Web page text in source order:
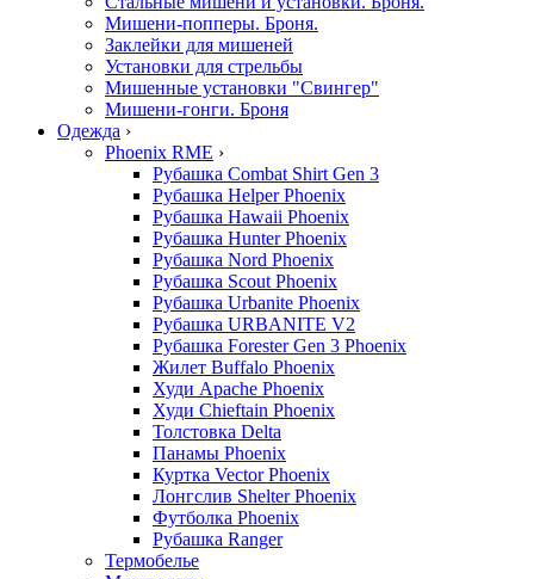
Мишени-попперы. Броня.
Заклейки для мишеней
Установки для стрельбы
Мишенные установки "Свингер"
Мишени-гонги. Броня
Одежда ›
Phoenix RME ›
Рубашка Combat Shirt Gen 3
Рубашка Helper Phoenix
Рубашка Hawaii Phoenix
Рубашка Hunter Phoenix
Рубашка Nord Phoenix
Рубашка Scout Phoenix
Рубашка Urbanite Phoenix
Рубашка URBANITE V2
Рубашка Forester Gen 3 Phoenix
Жилет Buffalo Phoenix
Худи Apache Phoenix
Худи Chieftain Phoenix
Толстовка Delta
Панамы Phoenix
Куртка Vector Phoenix
Лонгслив Shelter Phoenix
Футболка Phoenix
Рубашка Ranger
Термобелье